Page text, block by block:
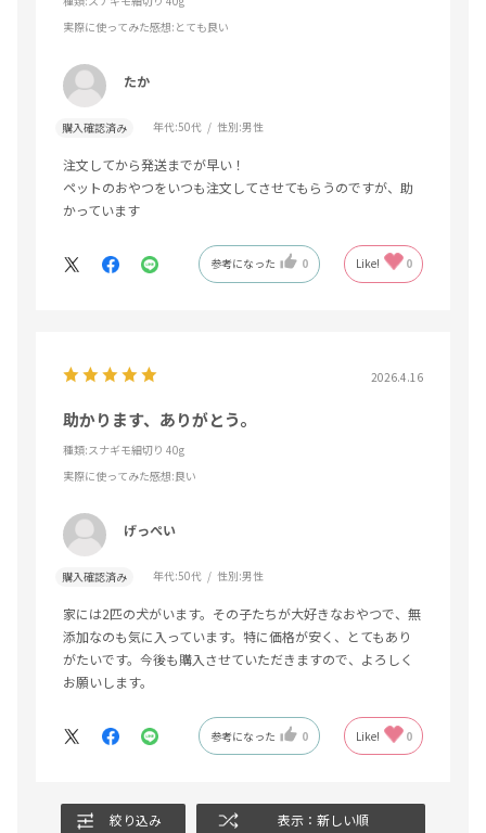
実際に使ってみた感想:とても良い
たか
購入確認済み 年代:50代 性別:男性
注文してから発送までが早い！
ペットのおやつをいつも注文してさせてもらうのですが、助
かっています
参考になった 0 Like! 0
2026.4.16
助かります、ありがとう。
種類:スナギモ細切り 40g
実際に使ってみた感想:良い
げっぺい
購入確認済み 年代:50代 性別:男性
家には2匹の犬がいます。その子たちが大好きなおやつで、無
添加なのも気に入っています。特に価格が安く、とてもあり
がたいです。今後も購入させていただきますので、よろしく
お願いします。
参考になった 0 Like! 0
絞り込み 表示：新しい順